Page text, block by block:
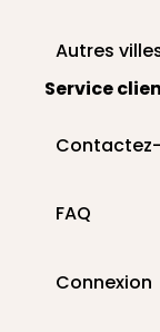
Autres
Service
FAQ
Connexion